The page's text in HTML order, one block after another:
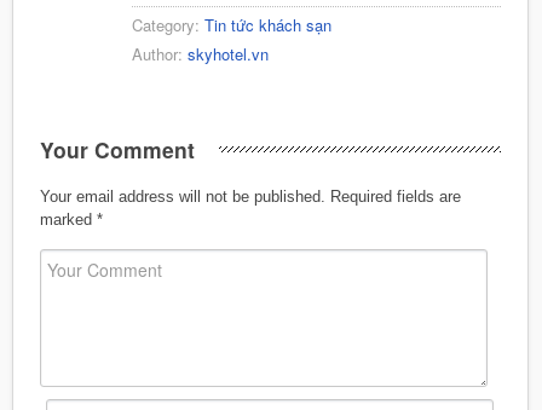
Category: Tin tức khách sạn
Author: skyhotel.vn
Your Comment
Your email address will not be published. Required fields are
marked *